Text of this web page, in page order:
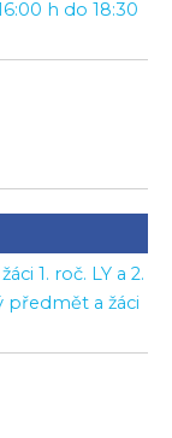
h do 18:30
1. roč. LY a 2.
předmět a žáci